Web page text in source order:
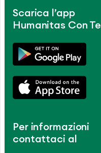
Scarica l’app
Humanitas Con Te
Per informazioni
contattaci al